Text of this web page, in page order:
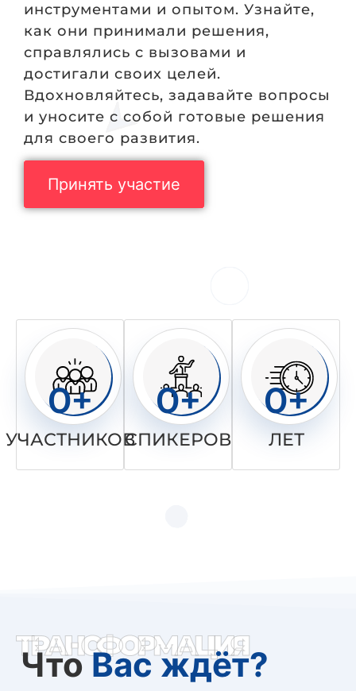
инструментами и опытом. Узнайте,
как они принимали решения,
справлялись с вызовами и
достигали своих целей.
Вдохновляйтесь, задавайте вопросы
и уносите с собой готовые решения
для своего развития.
Принять участие
УЧАСТНИКОВ
0+
СПИКЕРОВ
0+
ЛЕТ
0+
ТРАНСФОРМАЦИЯ
ЧтоВас ждёт?